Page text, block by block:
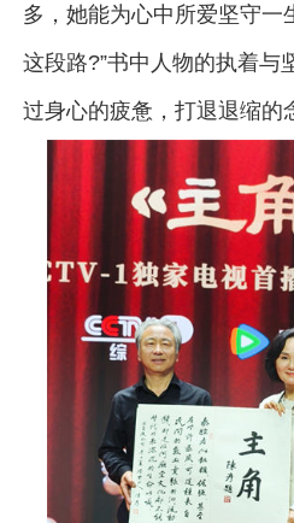
多，她能为心中所爱坚守一
这段路?”书中人物的执着与
过身心的疲惫，打退退缩的